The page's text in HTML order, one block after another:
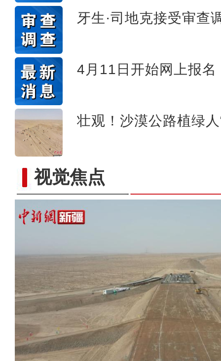
牙生·司地克接受审查
4月11日开始网上报名
壮观！沙漠公路植绿
视觉焦点